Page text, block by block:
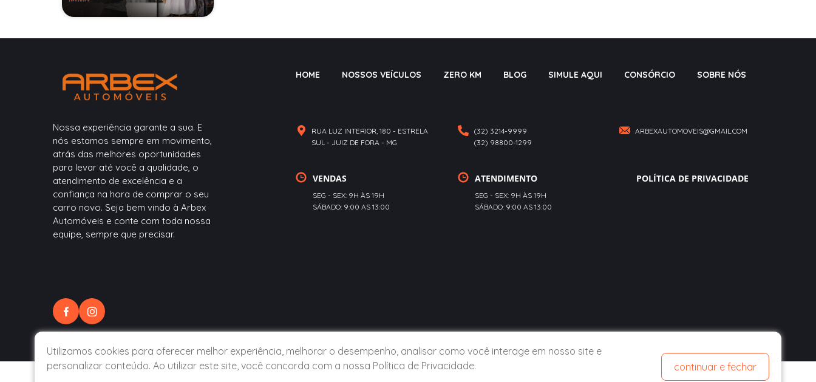
Utilizamos cookies para oferecer melhor experiência, melhorar o desempenho, analisar como você interage em nosso site e
personalizar conteúdo. Ao utilizar este site, você concorda com a nossa Política de Privacidade. continuar e fechar
Nossa experiência garante a sua. E
nós estamos sempre em movimento,
atrás das melhores oportunidades
para levar até você a qualidade, o
atendimento de excelência e a
confiança na hora de comprar o seu
carro novo. Seja bem vindo à Arbex
Automóveis e conte com toda nossa
equipe, sempre que precisar.
HOME NOSSOS VEÍCULOS ZERO KM BLOG SIMULE AQUI CONSÓRCIO SOBRE NÓS
RUA LUZ INTERIOR, 180 - ESTRELA
SUL - JUIZ DE FORA - MG
(32) 3214-9999
(32) 98800-1299
ARBEXAUTOMOVEIS@GMAIL.COM
VENDAS
SEG - SEX: 9H ÀS 19H
SÁBADO: 9:00 AS 13:00
ATENDIMENTO
SEG - SEX: 9H ÀS 19H
SÁBADO: 9:00 AS 13:00
POLÍTICA DE PRIVACIDADE